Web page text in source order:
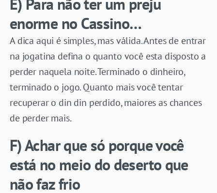
enorme no Cassino…
A dica aqui é simples, mas válida. Antes de entrar
na jogatina defina o quanto você esta disposto a
perder naquela noite. Terminado o dinheiro,
terminado o jogo. Quanto mais você tentar
recuperar o din din perdido, maiores as chances
de perder mais.
F) Achar que só porque você
está no meio do deserto que
não faz frio